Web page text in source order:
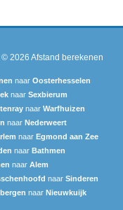
© 2026 Afstand berekenen
naar Oosterhesselen
naar Sexbierum‎
naar Warfhuizen
naar Nederweert
naar Egmond aan Zee
naar Bathmen
naar Alem
naar Sinderen
naar Nieuwkuijk